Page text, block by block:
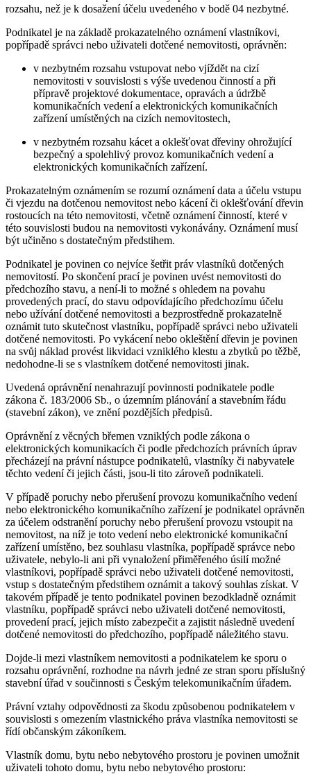
rozsahu, než je k dosažení účelu uvedeného v bodě 04 nezbytné.
Podnikatel je na základě prokazatelného oznámení vlastníkovi,
popřípadě správci nebo uživateli dotčené nemovitosti, oprávněn:
v nezbytném rozsahu vstupovat nebo vjíždět na cizí
nemovitosti v souvislosti s výše uvedenou činností a při
přípravě projektové dokumentace, opravách a údržbě
komunikačních vedení a elektronických komunikačních
zařízení umístěných na cizích nemovitostech,
v nezbytném rozsahu kácet a oklešťovat dřeviny ohrožující
bezpečný a spolehlivý provoz komunikačních vedení a
elektronických komunikačních zařízení.
Prokazatelným oznámením se rozumí oznámení data a účelu vstupu
či vjezdu na dotčenou nemovitost nebo kácení či oklešťování dřevin
rostoucích na této nemovitosti, včetně oznámení činností, které v
této souvislosti budou na nemovitosti vykonávány. Oznámení musí
být učiněno s dostatečným předstihem.
Podnikatel je povinen co nejvíce šetřit práv vlastníků dotčených
nemovitostí. Po skončení prací je povinen uvést nemovitosti do
předchozího stavu, a není-li to možné s ohledem na povahu
provedených prací, do stavu odpovídajícího předchozímu účelu
nebo užívání dotčené nemovitosti a bezprostředně prokazatelně
oznámit tuto skutečnost vlastníku, popřípadě správci nebo uživateli
dotčené nemovitosti. Po vykácení nebo okleštění dřevin je povinen
na svůj náklad provést likvidaci vzniklého klestu a zbytků po těžbě,
nedohodne-li se s vlastníkem dotčené nemovitosti jinak.
Uvedená oprávnění nenahrazují povinnosti podnikatele podle
zákona č. 183/2006 Sb., o územním plánování a stavebním řádu
(stavební zákon), ve znění pozdějších předpisů.
Oprávnění z věcných břemen vzniklých podle zákona o
elektronických komunikacích či podle předchozích právních úprav
přecházejí na právní nástupce podnikatelů, vlastníky či nabyvatele
těchto vedení či jejich části, jsou-li tito zároveň podnikateli.
V případě poruchy nebo přerušení provozu komunikačního vedení
nebo elektronického komunikačního zařízení je podnikatel oprávněn
za účelem odstranění poruchy nebo přerušení provozu vstoupit na
nemovitost, na níž je toto vedení nebo elektronické komunikační
zařízení umístěno, bez souhlasu vlastníka, popřípadě správce nebo
uživatele, nebylo-li ani při vynaložení přiměřeného úsilí možné
vlastníkovi, popřípadě správci nebo uživateli dotčené nemovitosti,
vstup s dostatečným předstihem oznámit a takový souhlas získat. V
takovém případě je tento podnikatel povinen bezodkladně oznámit
vlastníku, popřípadě správci nebo uživateli dotčené nemovitosti,
provedení prací, jejich místo zabezpečit a zajistit následně uvedení
dotčené nemovitosti do předchozího, popřípadě náležitého stavu.
Dojde-li mezi vlastníkem nemovitosti a podnikatelem ke sporu o
rozsahu oprávnění, rozhodne na návrh jedné ze stran sporu příslušný
stavební úřad v součinnosti s Českým telekomunikačním úřadem.
Právní vztahy odpovědnosti za škodu způsobenou podnikatelem v
souvislosti s omezením vlastnického práva vlastníka nemovitosti se
řídí občanským zákoníkem.
Vlastník domu, bytu nebo nebytového prostoru je povinen umožnit
uživateli tohoto domu, bytu nebo nebytového prostoru: